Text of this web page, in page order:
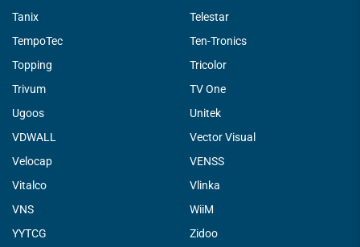
Tanix
Telestar
TempoTec
Ten-Tronics
Topping
Tricolor
Trivum
TV One
Ugoos
Unitek
VDWALL
Vector Visual
Velocap
VENSS
Vitalco
Vlinka
VNS
WiiM
YYTCG
Zidoo